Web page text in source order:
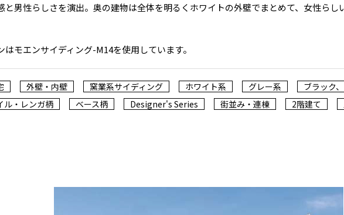
と男性らしさを演出。奥の建物は全体を明るくホワイトの外壁でまとめて、女性らし
モエンサイディング-M14を使用しています。
外壁・内壁 窯業系サイディング ホワイト系 グレー系
ブラック
ル・レンガ柄
ベース柄 Designer's Series 街並み・連棟 2階建て